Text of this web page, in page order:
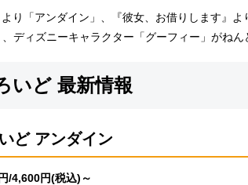
より「アンダイン」、『彼女、お借りします』
ディズニーキャラクター「グーフィー」がねん
いど 最新情報
ど アンダイン
/4,600円(税込)～